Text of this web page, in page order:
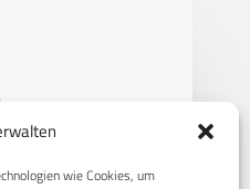
wie Cookies, um